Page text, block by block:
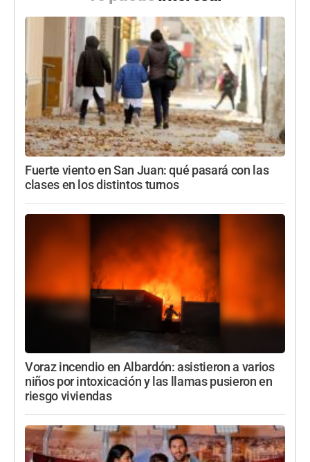
Fuerte viento en San Juan: qué pasará con las
clases en los distintos turnos
Voraz incendio en Albardón: asistieron a varios
niños por intoxicación y las llamas pusieron en
riesgo viviendas